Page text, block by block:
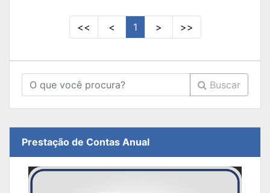
<< < 1 > >>
Buscar
Prestação de Contas Anual